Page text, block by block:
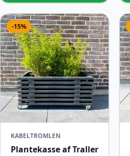
-15%
KABELTROMLEN
Plantekasse af Traller